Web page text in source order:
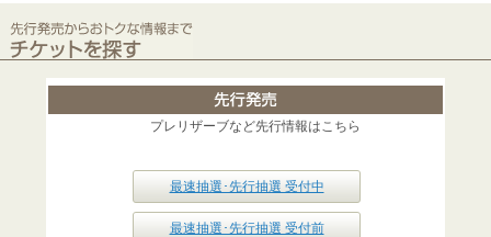
プレリザーブなど先行情報はこちら
最速抽選･先行抽選 受付中
最速抽選･先行抽選 受付前